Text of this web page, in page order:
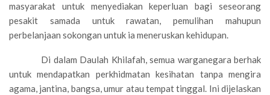
masyarakat untuk menyediakan keperluan bagi seseorang
pesakit samada untuk rawatan, pemulihan mahupun
perbelanjaan sokongan untuk ia meneruskan kehidupan.
Di dalam Daulah Khilafah, semua warganegara berhak
untuk mendapatkan perkhidmatan kesihatan tanpa mengira
agama, jantina, bangsa, umur atau tempat tinggal. Ini dijelaskan